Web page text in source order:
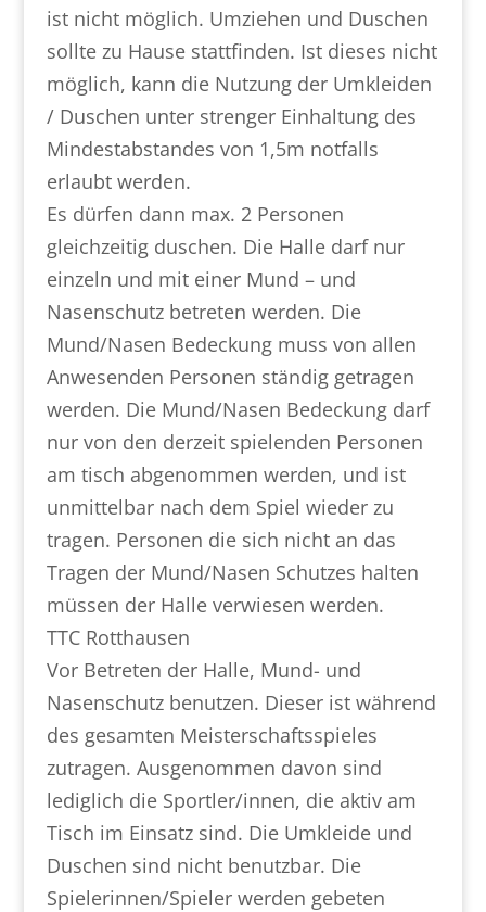
ist nicht möglich. Umziehen und Duschen
sollte zu Hause stattfinden. Ist dieses nicht
möglich, kann die Nutzung der Umkleiden
/ Duschen unter strenger Einhaltung des
Mindestabstandes von 1,5m notfalls
erlaubt werden.
Es dürfen dann max. 2 Personen
gleichzeitig duschen. Die Halle darf nur
einzeln und mit einer Mund – und
Nasenschutz betreten werden. Die
Mund/Nasen Bedeckung muss von allen
Anwesenden Personen ständig getragen
werden. Die Mund/Nasen Bedeckung darf
nur von den derzeit spielenden Personen
am tisch abgenommen werden, und ist
unmittelbar nach dem Spiel wieder zu
tragen. Personen die sich nicht an das
Tragen der Mund/Nasen Schutzes halten
müssen der Halle verwiesen werden.
TTC Rotthausen
Vor Betreten der Halle, Mund- und
Nasenschutz benutzen. Dieser ist während
des gesamten Meisterschaftsspieles
zutragen. Ausgenommen davon sind
lediglich die Sportler/innen, die aktiv am
Tisch im Einsatz sind. Die Umkleide und
Duschen sind nicht benutzbar. Die
Spielerinnen/Spieler werden gebeten